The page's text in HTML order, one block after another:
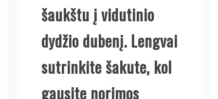
šaukštu į vidutinio
dydžio dubenį. Lengvai
sutrinkite šakute, kol
gausite norimos